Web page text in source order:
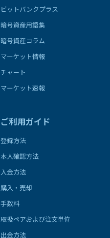
ビットバンクプラス
暗号資産用語集
暗号資産コラム
マーケット情報
チャート
マーケット速報
ご利用ガイド
登録方法
本人確認方法
入金方法
購入・売却
手数料
取扱ペアおよび注文単位
出金方法